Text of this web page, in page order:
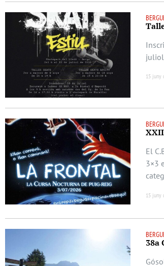
juliol
15 juny
XXII
El
3×3
15 juny
38a